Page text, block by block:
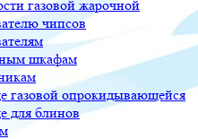
газовой жарочной
чипсов
шкафам
газовой опрокидывающейся
для блинов